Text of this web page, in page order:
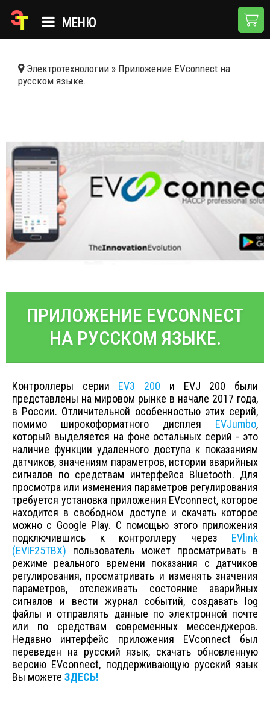
МЕНЮ
КАТАЛОГ
НОВОСТИ
ДОСТАВКА И ОПЛАТА
КОНТАКТЫ
Электротехнологии » Приложение EVconnect на
русском языке.
ПРИЛОЖЕНИЕ EVCONNECT
НА РУССКОМ ЯЗЫКЕ.
Контроллеры серии EV3 200 и EVJ 200 были
представлены на мировом рынке в начале 2017 года,
в России. Отличительной особенностью этих серий,
помимо широкоформатного дисплея EVJumbo,
который выделяется на фоне остальных серий - это
наличие функции удаленного доступа к показаниям
датчиков, значениям параметров, истории аварийных
сигналов по средствам интерфейса Bluetooth. Для
просмотра или изменения параметров регулирования
требуется установка приложения EVconnect, которое
находится в свободном доступе и скачать которое
можно с Google Play. С помощью этого приложения
подключившись к контроллеру через EVlink
(EVIF25TBX) пользователь может просматривать в
режиме реального времени показания с датчиков
регулирования, просматривать и изменять значения
параметров, отслеживать состояние аварийных
сигналов и вести журнал событий, создавать log
файлы и отправлять данные по электронной почте
или по средствам современных мессенджеров.
Недавно интерфейс приложения EVconnect был
переведен на русский язык, скачать обновленную
версию EVconnect, поддерживающую русский язык
Вы можете ЗДЕСЬ!